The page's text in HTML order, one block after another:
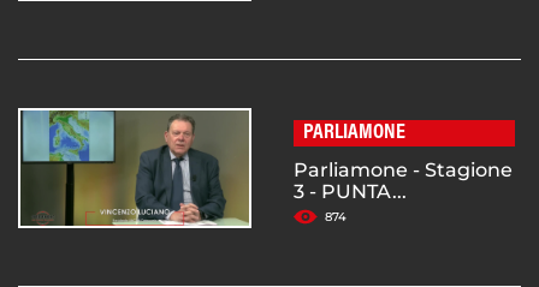
PARLIAMONE
Parliamone - Stagione
3 - PUNTA...
874